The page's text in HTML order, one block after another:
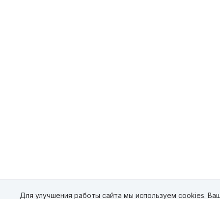
Для улучшения работы сайта мы используем cookies.